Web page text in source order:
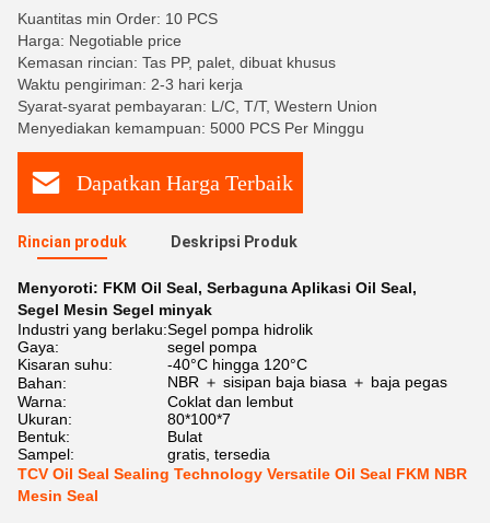
Kuantitas min Order: 10 PCS
Harga: Negotiable price
Kemasan rincian: Tas PP, palet, dibuat khusus
Waktu pengiriman: 2-3 hari kerja
Syarat-syarat pembayaran: L/C, T/T, Western Union
Menyediakan kemampuan: 5000 PCS Per Minggu
Dapatkan Harga Terbaik
Rincian produk Deskripsi Produk
Menyoroti: FKM Oil Seal, Serbaguna Aplikasi Oil Seal,
Segel Mesin Segel minyak
Industri yang berlaku:Segel pompa hidrolik
Gaya:
segel pompa
Kisaran suhu:
-40°C hingga 120°C
Bahan:
NBR ＋ sisipan baja biasa ＋ baja pegas
Warna:
Coklat dan lembut
Ukuran:
80*100*7
Bentuk:
Bulat
Sampel:
gratis, tersedia
TCV Oil Seal Sealing Technology Versatile Oil Seal FKM NBR
Mesin Seal